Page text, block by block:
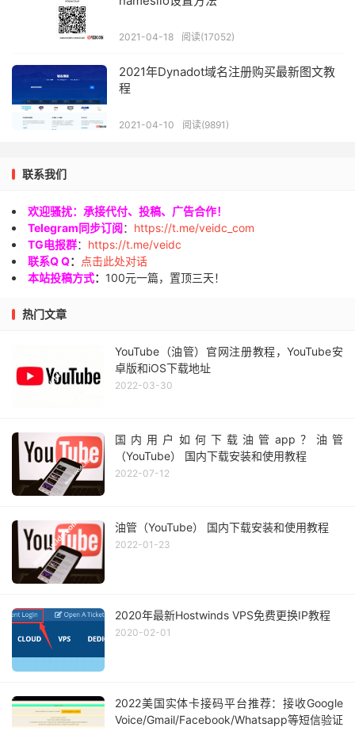
2021-04-18 阅读(17052)
2021年Dynadot域名注册购买最新图文教
程
2021-04-10 阅读(9891)
联系我们
欢迎骚扰：承接代付、投稿、广告合作！
Telegram同步订阅： https://t.me/veidc_com
TG电报群： https://t.me/veidc
联系Q Q：
点击此处对话
本站投稿方式： 100元一篇，置顶三天！
热门文章
YouTube（油管）官网注册教程，YouTube安
卓版和iOS下载地址
2022-03-30
国内用户如何下载油管app？油管
（YouTube） 国内下载安装和使用教程
2022-07-12
油管（YouTube） 国内下载安装和使用教程
2022-01-23
2020年最新Hostwinds VPS免费更换IP教程
2020-02-01
2022美国实体卡接码平台推荐：接收Google
Voice/Gmail/Facebook/Whatsapp等短信验证